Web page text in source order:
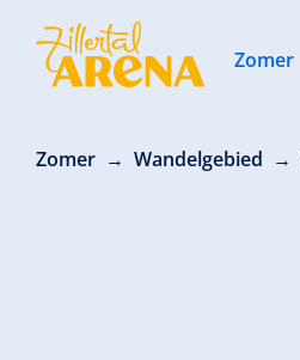
Zomer Wandelgebied
Zomer